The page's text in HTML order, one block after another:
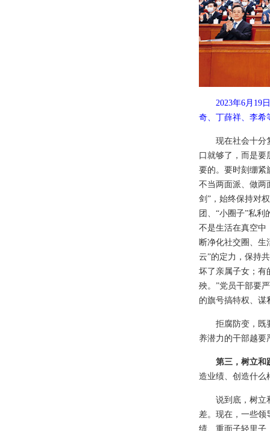
2023年6月19
奇、丁薛祥、李希
现在社会十分
口就够了，而是
要的。要时刻绷紧
不当两面派、做两
剑”，始终保持对
团、“小圈子”私
不是生活在真空中
断净化社交圈、生
云”的定力，保持
坏了亲属子女；有
殃。”党员干部要
的旗号搞特权、谋
拒腐防变，既
养潜力的干部越要
第三，树立和
造业绩、创造什么
说到底，树立
差。现在，一些领
绩、重面子轻里子